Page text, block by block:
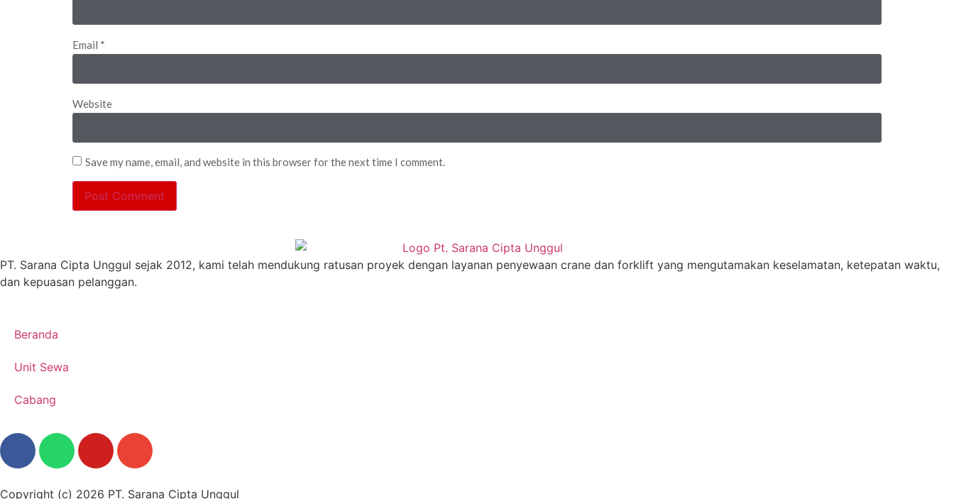
Email *
Website
Save my name, email, and website in this browser for the next time I comment.
PT. Sarana Cipta Unggul sejak 2012, kami telah mendukung ratusan proyek dengan layanan penyewaan crane dan forklift yang mengutamakan keselamatan, ketepatan waktu,
dan kepuasan pelanggan.
Beranda
Unit Sewa
Cabang
Copyright (c) 2026 PT. Sarana Cipta Unggul